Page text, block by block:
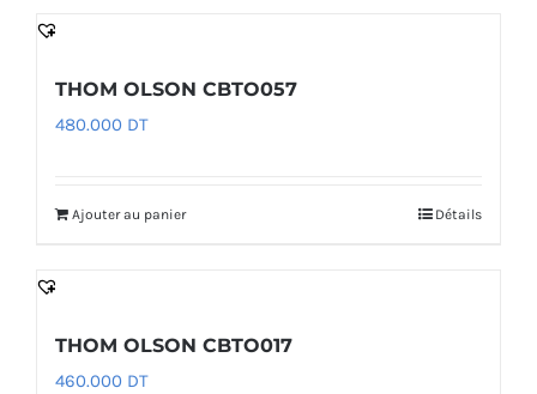
THOM OLSON CBTO057
480.000 DT
Ajouter au panier Détails
THOM OLSON CBTO017
460.000 DT